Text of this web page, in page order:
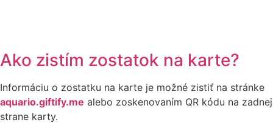
Ako zistím zostatok na karte?
Informáciu o zostatku na karte je možné zistiť na stránke
aquario.giftify.me alebo zoskenovaním QR kódu na zadnej
strane karty.